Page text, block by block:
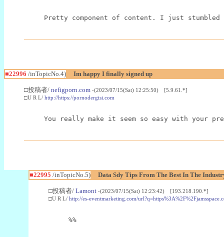
Pretty component of content. I just
■22996 /inTopicNo.4) Im happy I finally signed up
□投稿者/ nefigporn.com -(2023/07/15(Sat) 12:25:50) [5.9.61.*]
□U R L/ http://https://pornodergisi.com
You really make it seem so easy with your
■22995 /inTopicNo.5) Data Sdy Tips From The Best In The
□投稿者/ Lamont -(2023/07/15(Sat) 12:23:42) [193.218.190.*]
□U R L/ http://es-eventmarketing.com/
%%